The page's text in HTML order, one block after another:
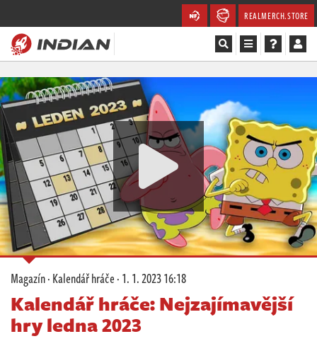
REALMERCH.STORE
Magazín
Recenze
Videa
Soutěže
Databáze
Komunita
Redakce
Živě
Magazín·Kalendář hráče·1. 1. 2023 16:18
Kalendář hráče: Nejzajímavější
hry ledna 2023